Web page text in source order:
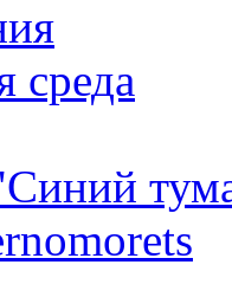
среда